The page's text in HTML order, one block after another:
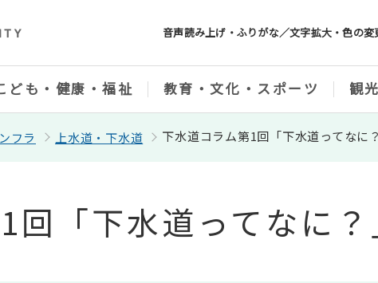
音声読み上げ・ふりがな／文字拡大・色の変
ども・健康・福祉 教育・文化・スポーツ 観
フラ 上水道・下水道 下水道コラム第1回「下水道ってなに？
「下水道ってなに？